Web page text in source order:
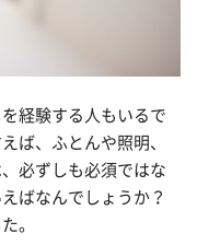
経験する人もいるで
ば、ふとんや照明、
必ずしも必須ではな
ばなんでしょうか？
。